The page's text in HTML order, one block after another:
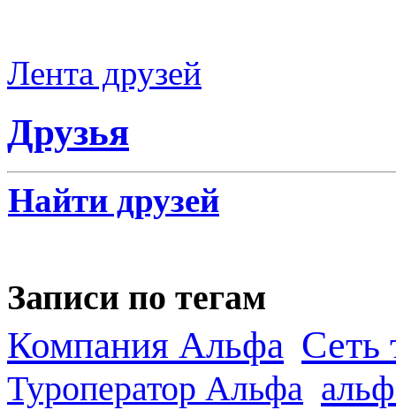
Лента друзей
Друзья
Найти друзей
Записи по тегам
Компания Альфа Сеть
Туроператор Альфа